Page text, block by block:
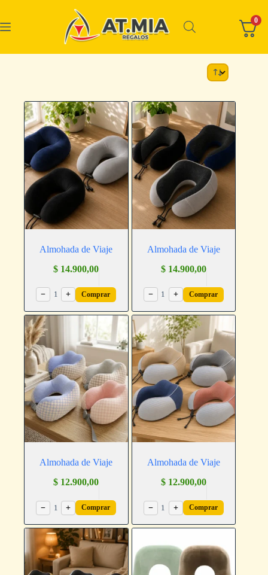
Almohada de Viaje
$ 14.900,00
− 1 + Comprar
Almohada de Viaje
$14.900,00
− 1 + Comprar
Almohada de Viaje
$ 12.900,00
− 1 + Comprar
Almohada de Viaje
$12.900,00
− 1 + Comprar
0